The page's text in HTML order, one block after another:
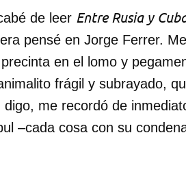
de leer Entre Rusia y
pensé en Jorge Ferrer.
en el lomo y
frágil y subrayado,
me recordó de
–cada cosa con su